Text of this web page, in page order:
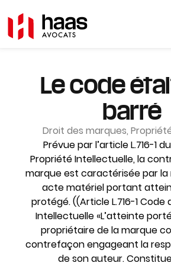
Le code
barré
Droit des marques,
Prévue par l’article L.716-1
Propriété Intellectuelle, la
marque est caractérisée par la
acte matériel portant
protégé. ((Article L.716-1 Code
Intellectuelle «L’atteinte
propriétaire de la marque
contrefaçon engageant la
de son auteur.